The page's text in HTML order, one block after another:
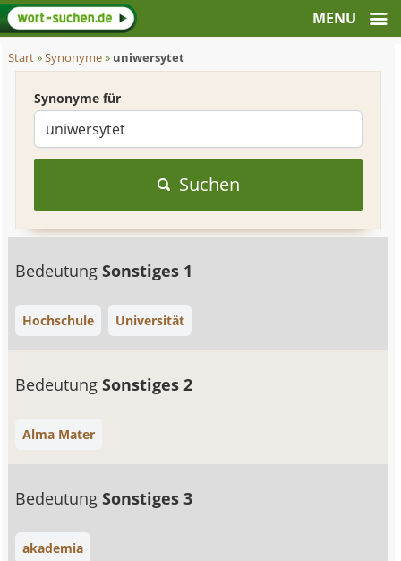
Start»Synonyme» uniwersytet
Synonyme für
Suchen
BedeutungSonstiges 1
Hochschule Universität
BedeutungSonstiges 2
Alma Mater
BedeutungSonstiges 3
akademia